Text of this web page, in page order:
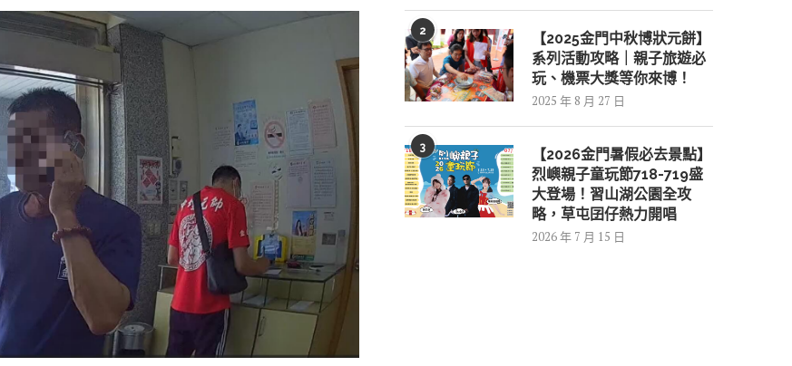
2
【2025金門中秋博狀元餅】
系列活動攻略｜親子旅遊必
玩、機票大獎等你來博！
2025 年 8 月 27 日
3
【2026金門暑假必去景點】
烈嶼親子童玩節718-719盛
大登場！習山湖公園全攻
略，草屯囝仔熱力開唱
2026 年 7 月 15 日